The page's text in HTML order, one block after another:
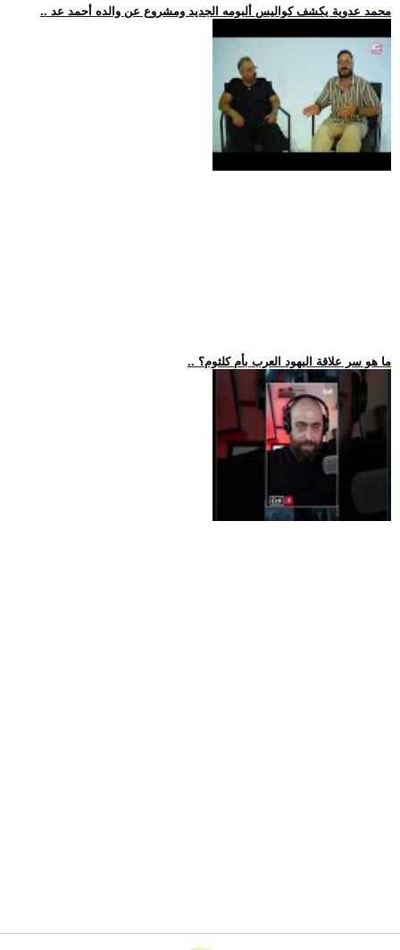
.. محمد عدوية يكشف كواليس ألبومه الجديد ومشروع عن والده أحمد عد
.. ما هو سر علاقة اليهود العرب بأم كلثوم؟